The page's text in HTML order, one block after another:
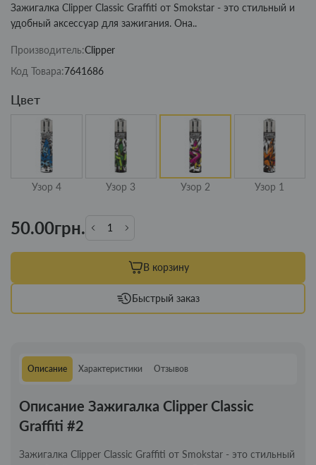
Зажигалка Clipper Classic Graffiti от Smokstar - это стильный и
удобный аксессуар для зажигания. Она..
Производитель:Clipper
Код Товара:7641686
Цвет
Узор 4 Узор 3 Узор 2 Узор 1
50.00грн.
В корзину
Быстрый заказ
Описание Характеристики Отзывов
Описание Зажигалка Clipper Classic
Graffiti #2
Зажигалка Clipper Classic Graffiti от Smokstar - это стильный